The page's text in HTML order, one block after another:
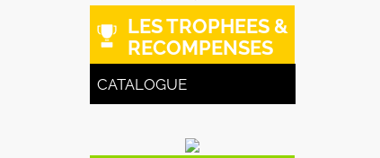
LES TROPHEES &
RECOMPENSES
CATALOGUE